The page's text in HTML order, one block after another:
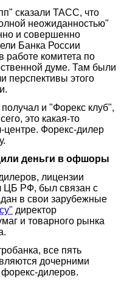
сказали ТАСС, что
неожиданностью"
и совершенно
Банка России
работе комитета по
думе. Там были
перспективы этого
и "Форекс клуб",
это какая-то
Форекс-дилер
деньги в офшоры
лицензии
ЦБ РФ, был связан с
в свои зарубежные
директор
и товарного рынка
все пять
дочерними
дилеров.